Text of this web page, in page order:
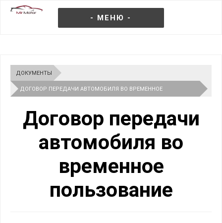
- МЕНЮ -
ДОКУМЕНТЫ
ДОГОВОР ПЕРЕДАЧИ АВТОМОБИЛЯ ВО ВРЕМЕННОЕ
Договор передачи
автомобиля во
временное
пользование